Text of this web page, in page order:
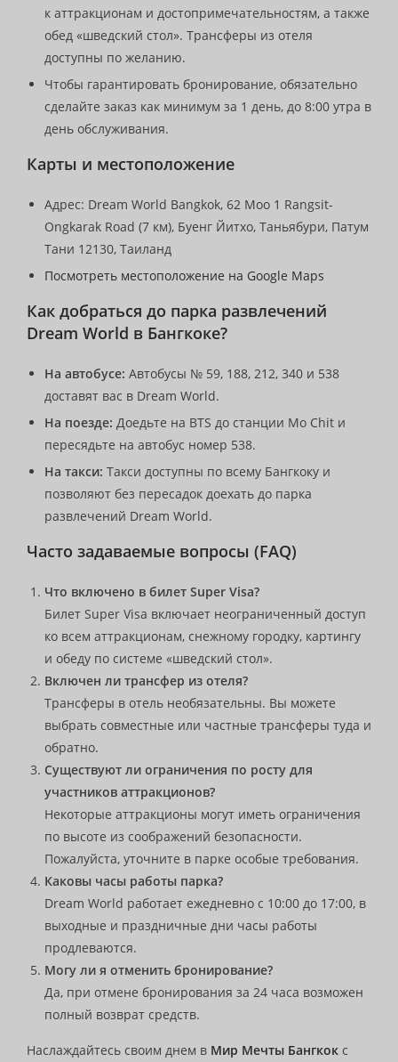
к аттракционам и достопримечательностям, а также
обед «шведский стол». Трансферы из отеля
доступны по желанию.
Чтобы гарантировать бронирование, обязательно
сделайте заказ как минимум за 1 день, до 8:00 утра в
день обслуживания.
Карты и местоположение
Адрес: Dream World Bangkok, 62 Moo 1 Rangsit-
Ongkarak Road (7 км), Буенг Йитхо, Таньябури, Патум
Тани 12130, Таиланд
Посмотреть местоположение на Google Maps
Как добраться до парка развлечений
Dream World в Бангкоке?
На автобусе: Автобусы № 59, 188, 212, 340 и 538
доставят вас в Dream World.
На поезде: Доедьте на BTS до станции Mo Chit и
пересядьте на автобус номер 538.
На такси: Такси доступны по всему Бангкоку и
позволяют без пересадок доехать до парка
развлечений Dream World.
Часто задаваемые вопросы (FAQ)
Что включено в билет Super Visa?
Билет Super Visa включает неограниченный доступ
ко всем аттракционам, снежному городку, картингу
и обеду по системе «шведский стол».
Включен ли трансфер из отеля?
Трансферы в отель необязательны. Вы можете
выбрать совместные или частные трансферы туда и
обратно.
Существуют ли ограничения по росту для
участников аттракционов?
Некоторые аттракционы могут иметь ограничения
по высоте из соображений безопасности.
Пожалуйста, уточните в парке особые требования.
Каковы часы работы парка?
Dream World работает ежедневно с 10:00 до 17:00, в
выходные и праздничные дни часы работы
продлеваются.
Могу ли я отменить бронирование?
Да, при отмене бронирования за 24 часа возможен
полный возврат средств.
Наслаждайтесь своим днем в Мир Мечты Бангкок с